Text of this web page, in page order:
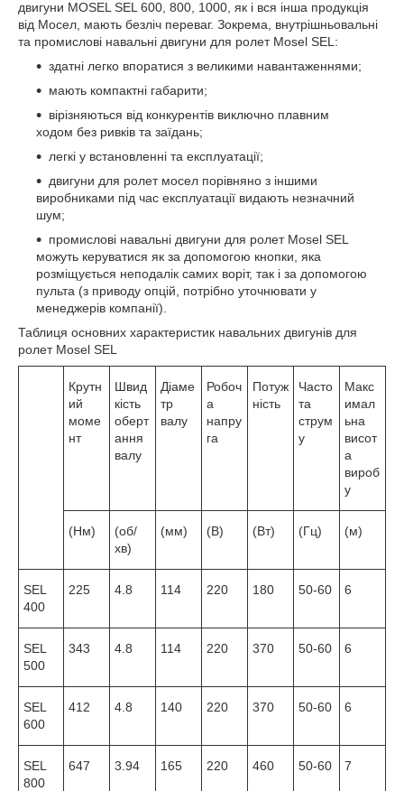
двигуни MOSEL SEL 600, 800, 1000, як і вся інша продукція
від Мосел, мають безліч переваг. Зокрема, внутрішньовальні
та промислові навальні двигуни для ролет Mosel SEL:
здатні легко впоратися з великими навантаженнями;
мають компактні габарити;
вірізняються від конкурентів виключно плавним
ходом без ривків та заїдань;
легкі у встановленні та експлуатації;
двигуни для ролет мосел порівняно з іншими
виробниками під час експлуатації видають незначний
шум;
промислові навальні двигуни для ролет Mosel SEL
можуть керуватися як за допомогою кнопки, яка
розміщується неподалік самих воріт, так і за допомогою
пульта (з приводу опцій, потрібно уточнювати у
менеджерів компанії).
Таблиця основних характеристик навальних двигунів для
ролет Mosel SEL
Крутн
ий
моме
нт
Швид
кість
оберт
ання
валу
Діаме
тр
валу
Робоч
а
напру
га
Потуж
ність
Часто
та
струм
у
Макс
имал
ьна
висот
а
вироб
у
(Нм)
(об/
хв)
(мм) (В) (Вт) (Гц) (м)
SEL
400
225 4.8 114 220 180 50-60 6
SEL
500
343 4.8 114 220 370 50-60 6
SEL
600
412 4.8 140 220 370 50-60 6
SEL
800
647 3.94 165 220 460 50-60 7